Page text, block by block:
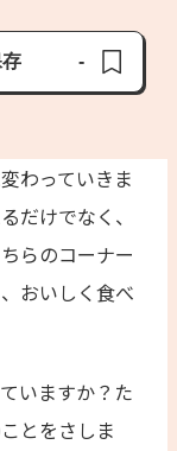
-
わっていきま
だけでなく、
らのコーナー
おいしく食べ
いますか？た
とをさしま